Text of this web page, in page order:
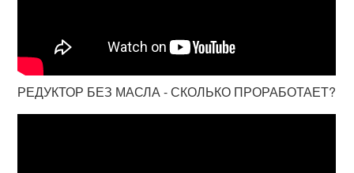
РЕДУКТОР БЕЗ МАСЛА - СКОЛЬКО ПРОРАБОТАЕТ?